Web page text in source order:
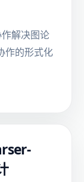
解决图论
作的形式化